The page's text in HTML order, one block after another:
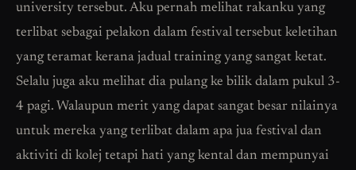
university tersebut. Aku pernah melihat rakanku yang
terlibat sebagai pelakon dalam festival tersebut keletihan
yang teramat kerana jadual training yang sangat ketat.
Selalu juga aku melihat dia pulang ke bilik dalam pukul 3-
4 pagi. Walaupun merit yang dapat sangat besar nilainya
untuk mereka yang terlibat dalam apa jua festival dan
aktiviti di kolej tetapi hati yang kental dan mempunyai